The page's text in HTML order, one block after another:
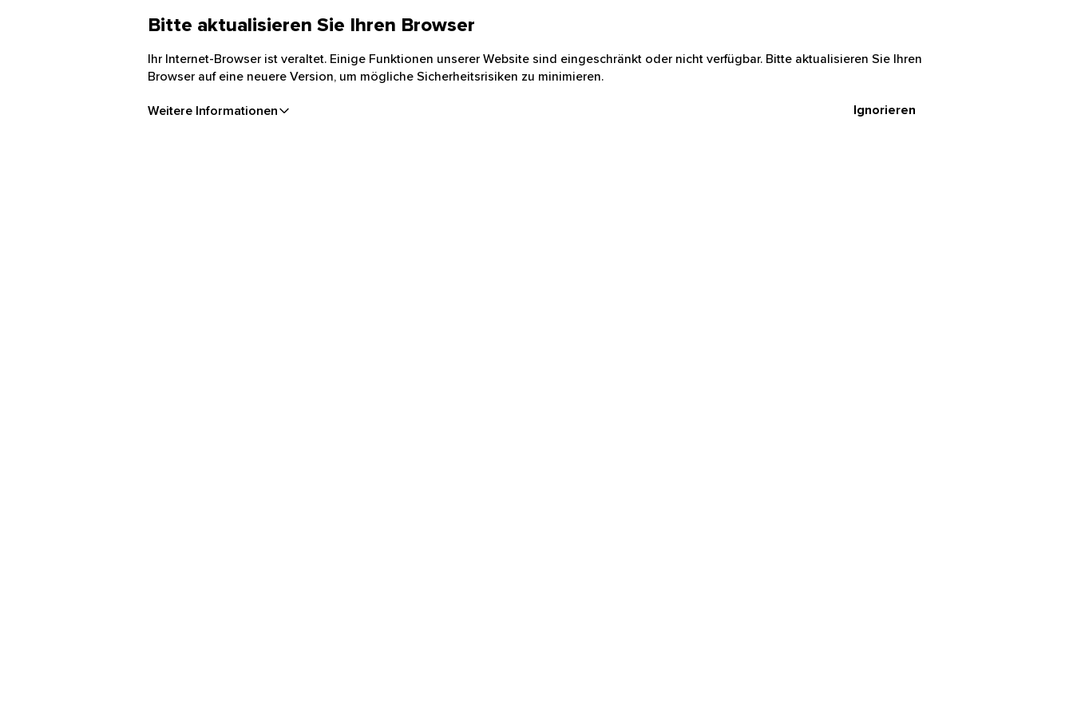
Bitte aktualisieren Sie Ihren Browser
Ihr Internet-Browser ist veraltet. Einige Funktionen unserer Website sind eingeschränkt oder nicht verfügbar. Bitte aktualisieren Sie Ihren
Browser auf eine neuere Version, um mögliche Sicherheitsrisiken zu minimieren.
Weitere Informationen Ignorieren